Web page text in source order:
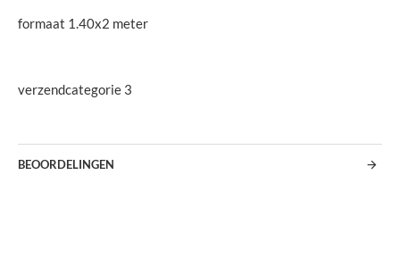
formaat 1.40x2 meter
verzendcategorie 3
BEOORDELINGEN